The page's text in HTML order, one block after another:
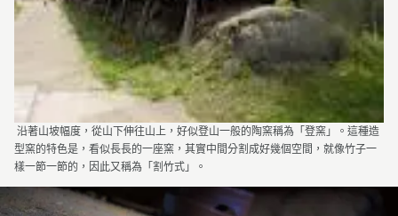
沿著山坡幅度，從山下伸往山上，好似登山一般的陶窯稱為「登窯」。這種造
型窯的特色是，看似長長的一座窯，其實中間分割成好幾個空間，就像竹子一
樣一節一節的，因此又稱為「割竹式」。